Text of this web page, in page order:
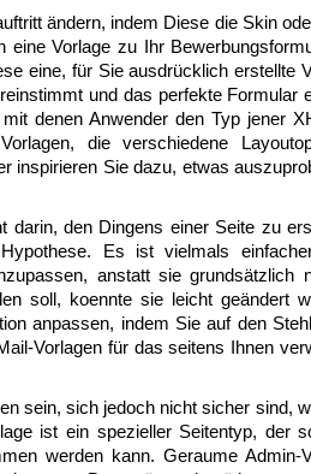
ändern, indem Diese die Skin
Vorlage zu Ihr
eine, für Sie ausdrücklich erstellte
und das perfekte Formular
denen Anwender den Typ jener
die verschiedene
inspirieren Sie dazu, etwas
darin, den Dingens einer Seite zu
Es ist vielmals
anstatt sie grundsätzlich
soll, koennte sie leicht geändert
anpassen, indem Sie auf den
Vorlagen für das seitens Ihnen
sein, sich jedoch nicht sicher sind,
ist ein spezieller Seitentyp, der
werden kann. Geraume Admin-